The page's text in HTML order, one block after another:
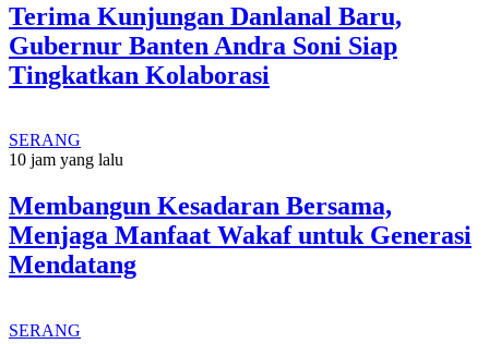
Terima Kunjungan Danlanal Baru,
Gubernur Banten Andra Soni Siap
Tingkatkan Kolaborasi
SERANG
10 jam yang lalu
Membangun Kesadaran Bersama,
Menjaga Manfaat Wakaf untuk Generasi
Mendatang
SERANG